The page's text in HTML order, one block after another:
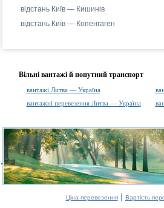
відстань Київ — Кишинів
відстань Київ — Копенгаген
Вільні вантажі й попутний транспорт
вантажі Литва — Україна
вантажні перевезення Литва — Україна
Ціна перевезення| Вартість